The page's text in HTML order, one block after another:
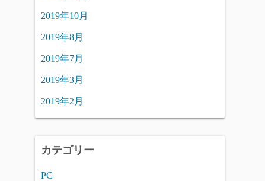
2019年10月
2019年8月
2019年7月
2019年3月
2019年2月
カテゴリー
PC